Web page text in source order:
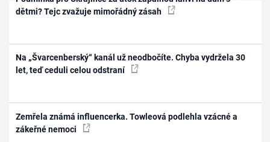
dětmi? Tejc zvažuje mimořádný zásah
Na „Švarcenberský“ kanál už neodbočíte. Chyba vydržela 30
let, teď ceduli celou odstraní
Zemřela známá influencerka. Towleová podlehla vzácné a
zákeřné nemoci